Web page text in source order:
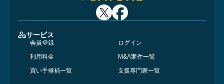
サービス
会員登録
ログイン
利用料金
M&A案件一覧
買い手候補一覧
支援専門家一覧